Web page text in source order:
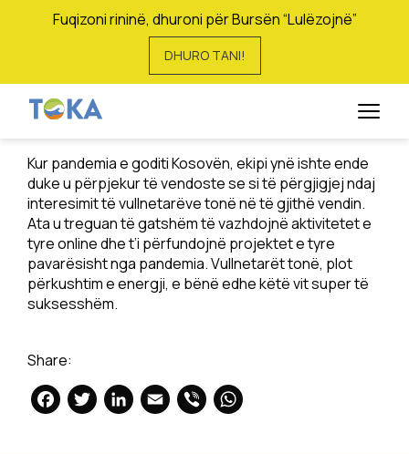
Fuqizoni rininë, dhuroni për Bursën “Lulëzojnë”
DHURO TANI!
Tregimi jonë i vitit 2020
30 Dhjetor, 2020
Kur pandemia e goditi Kosovën, ekipi ynë ishte ende
duke u përpjekur të vendoste se si të përgjigjej ndaj
interesimit të vullnetarëve tonë në të gjithë vendin.
Ata u treguan të gatshëm të vazhdojnë aktivitetet e
tyre online dhe t’i përfundojnë projektet e tyre
pavarësisht nga pandemia. Vullnetarët tonë, plot
përkushtim e energji, e bënë edhe këtë vit super të
suksesshëm.
Share:
Facebook
Twitter
LinkedIn
Email
Viber